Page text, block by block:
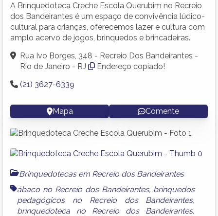
A Brinquedoteca Creche Escola Querubim no Recreio
dos Bandeirantes é um espaço de convivência lúdico-
cultural para crianças, oferecemos lazer e cultura com
amplo acervo de jogos, brinquedos e brincadeiras.
Rua Ivo Borges, 348 - Recreio Dos Bandeirantes -
Rio de Janeiro - RJ
Endereço copiado!
(21) 3627-6339
Mapa Comente
Brinquedotecas em Recreio dos Bandeirantes
ábaco no Recreio dos Bandeirantes, brinquedos
pedagógicos no Recreio dos Bandeirantes,
brinquedoteca no Recreio dos Bandeirantes,